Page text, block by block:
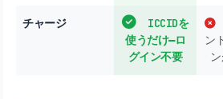
チャージ
ICCIDを
使うだけ―ロ
グイン不要
ン